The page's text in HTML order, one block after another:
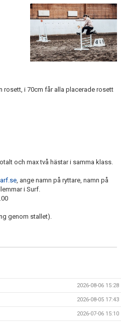
rosett, i 70cm får alla placerade rosett
och max två hästar i samma klass.
, ange namn på ryttare, namn på
i Surf.
genom stallet).
2026-08-06 15:28
2026-08-05 17:43
2026-07-06 15:10